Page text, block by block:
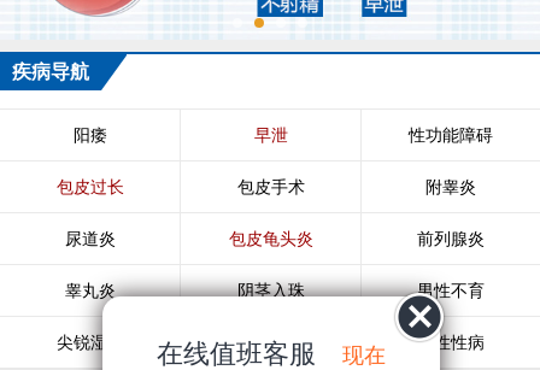
疾病导航
阳痿 早泄 性功能障碍
包皮过长 包皮手术 附睾炎
尿道炎 包皮龟头炎 前列腺炎
睾丸炎 阴茎入珠 男性不育
尖锐湿疣 生殖器疱疹 男性性病
在线值班客服 现在